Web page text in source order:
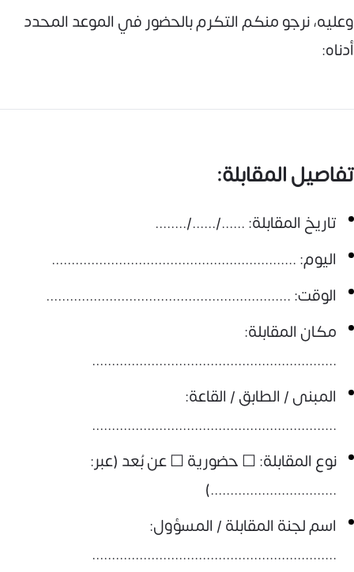
وعليه، نرجو منكم التكرم بالحضور في الموعد المحدد
أدناه:
تفاصيل المقابلة:
تاريخ المقابلة: ....../....../........
اليوم: ..............................................................
الوقت: ..............................................................
مكان المقابلة:
..............................................................
المبنى / الطابق / القاعة:
..............................................................
نوع المقابلة: ☐ حضورية ☐ عن بُعد (عبر:
................................)
اسم لجنة المقابلة / المسؤول:
..............................................................